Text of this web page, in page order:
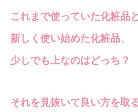
これまで使っていた化粧品と
新しく使い始めた化粧品、
少しでも上なのはどっち？
それを見抜いて良い方を取